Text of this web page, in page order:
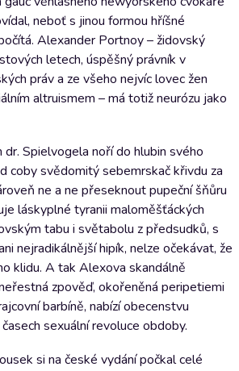
neboť s jinou formou hříšné
Alexander Portnoy – židovský
letech, úspěšný právník v
práv a ze všeho nejvíc lovec žen
altruismem – má totiž neurózu jako
Spielvogela noří do hlubin svého
coby svědomitý sebemrskač křivdu za
ne a ne přeseknout pupeční šňůru
láskyplné tyranii maloměšťáckých
tabu i světabolu z předsudků, s
nejradikálnější hipík, nelze očekávat, že
klidu. A tak Alexova skandálně
zpověď, okořeněná peripetiemi
barbíně, nabízí obecenstvu
sexuální revoluce obdoby.
si na české vydání počkal celé